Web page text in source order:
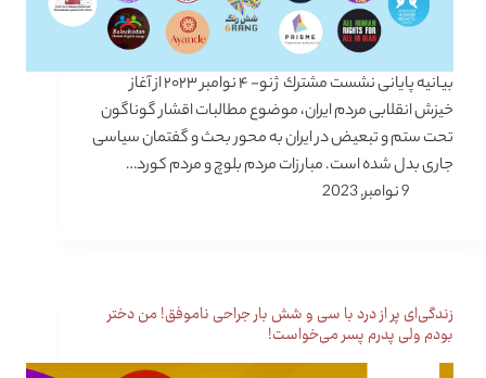
بیانیه پایانی نشست مشترك ژنو- ۴ نوامبر ۲۰۲۳ از آغاز
خیزش انقلابی مردم ایران، موضوع مطالبات اقشار گوناگون
تحت ستم و تبعیض در ایران به محور بحث و گفتمان سیاسی
جاری بدل شده است. مبارزات مردم بلوچ و مردم کورد…
9 نوامبر, 2023
زندگی‌ای پر از درد با سی و شش بار جراحی ناموفق! من دختر
بودم ولی پدرم پسر می‌خواست!